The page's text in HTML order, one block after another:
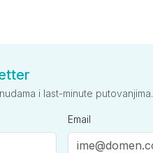
i last-minute putovanjima.
Email